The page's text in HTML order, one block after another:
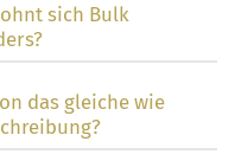
sich Bulk
das gleiche wie